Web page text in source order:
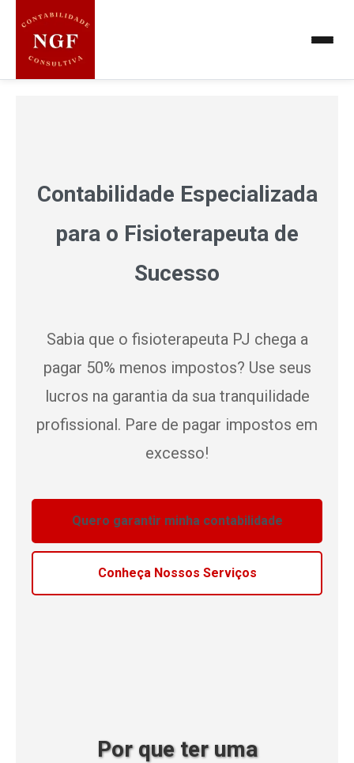
Contabilidade Especializada
para o Fisioterapeuta de
Sucesso
Sabia que o fisioterapeuta PJ chega a
pagar 50% menos impostos? Use seus
lucros na garantia da sua tranquilidade
profissional. Pare de pagar impostos em
excesso!
Quero garantir minha contabilidade
Conheça Nossos Serviços
Por que ter uma